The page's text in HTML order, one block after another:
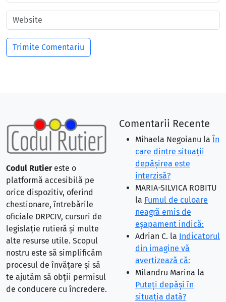
Codul Rutiereste o
platformă accesibilă pe
orice dispozitiv, oferind
chestionare, întrebările
oficiale DRPCIV, cursuri de
legislație rutieră și multe
alte resurse utile. Scopul
nostru este să simplificăm
procesul de învățare și să
te ajutăm să obții permisul
de conducere cu încredere.
Comentarii Recente
Mihaela Negoianu la În
care dintre situaţii
depăşirea este
interzisă?
MARIA-SILVICA ROBITU
la Fumul de culoare
neagră emis de
eşapament indică:
Adrian C. la Indicatorul
din imagine vă
avertizează că:
Milandru Marina la
Puteţi depăşi în
situaţia dată?